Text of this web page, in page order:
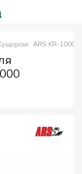
ARS KR-1000